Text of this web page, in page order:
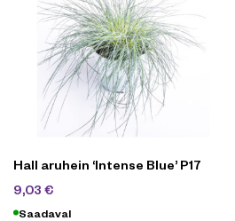
Hall aruhein ‘Intense Blue’ P17
9,03 €
Saadaval